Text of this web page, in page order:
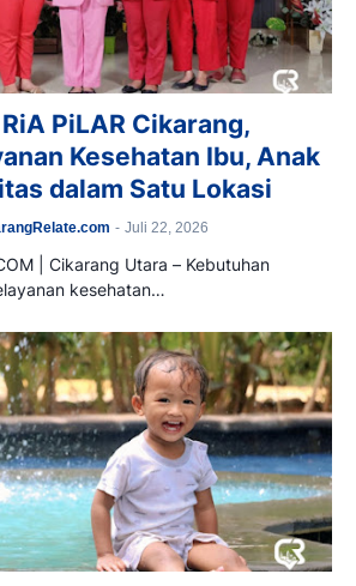
PiLAR Cikarang,
Kesehatan Ibu, Anak
dalam Satu Lokasi
- Juli 22, 2026
| Cikarang Utara – Kebutuhan
kesehatan…